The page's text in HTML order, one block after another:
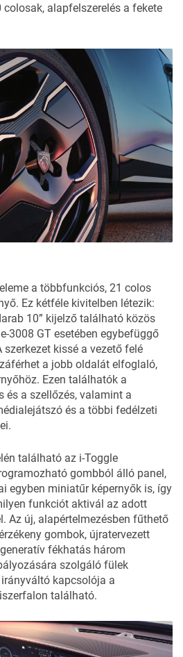
alapfelszerelés a fekete
a többfunkciós, 21 colos
Ez kétféle kivitelben létezik:
10” kijelző található közös
3008 GT esetében egybefüggő
szerkezet kissé a vezető felé
a jobb oldalát elfoglaló,
Ezen találhatók a
és a szellőzés, valamint a
és a többi fedélzeti
található az i-Toggle
gombból álló panel,
egyben miniatűr képernyők is, így
funkciót aktivál az adott
Az új, alapértelmezésben fűthető
gombok, újratervezett
fékhatás három
szolgáló fülek
kapcsolója a
található.